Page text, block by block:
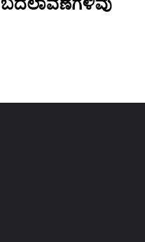
ಬದಲಾವಣೆಗಳಿವು